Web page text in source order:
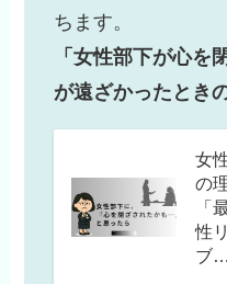
ちます。
「女性部下が心を
が遠ざかったとき
女
の
「
性
ブ…